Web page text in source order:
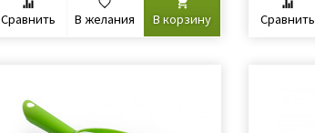
Сравнить В желания В корзину Сравнить